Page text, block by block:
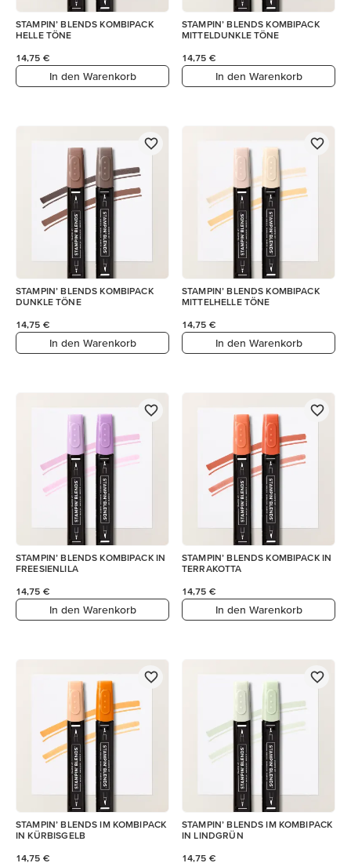
STAMPIN’ BLENDS KOMBIPACK
HELLE TÖNE
14,75 €
In den Warenkorb
STAMPIN’ BLENDS KOMBIPACK
MITTELDUNKLE TÖNE
14,75 €
In den Warenkorb
STAMPIN’ BLENDS KOMBIPACK
DUNKLE TÖNE
14,75 €
In den Warenkorb
STAMPIN’ BLENDS KOMBIPACK
MITTELHELLE TÖNE
14,75 €
In den Warenkorb
STAMPIN’ BLENDS KOMBIPACK IN
FREESIENLILA
14,75 €
In den Warenkorb
STAMPIN’ BLENDS KOMBIPACK IN
TERRAKOTTA
14,75 €
In den Warenkorb
STAMPIN’ BLENDS IM KOMBIPACK
IN KÜRBISGELB
14,75 €
STAMPIN’ BLENDS IM KOMBIPACK
IN LINDGRÜN
14,75 €